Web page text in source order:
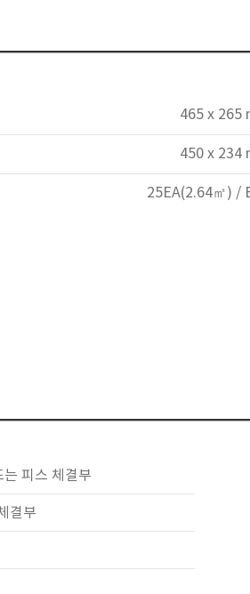
465 x 265
450 x 234
25EA(2.64㎡) /
피스 체결부
결부